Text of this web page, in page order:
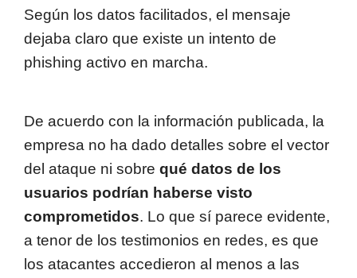
Según los datos facilitados, el mensaje
dejaba claro que existe un intento de
phishing activo en marcha.
De acuerdo con la información publicada, la
empresa no ha dado detalles sobre el vector
del ataque ni sobre qué datos de los
usuarios podrían haberse visto
comprometidos. Lo que sí parece evidente,
a tenor de los testimonios en redes, es que
los atacantes accedieron al menos a las